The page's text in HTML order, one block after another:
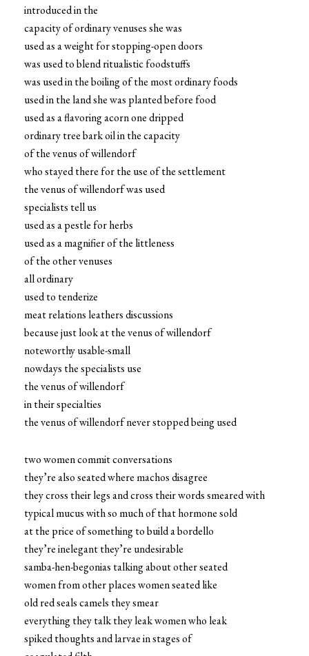
introduced in the
capacity of ordinary venuses she was
used as a weight for stopping-open doors
was used to blend ritualistic foodstuffs
was used in the boiling of the most ordinary foods
used in the land she was planted before food
used as a flavoring acorn one dripped
ordinary tree bark oil in the capacity
of the venus of willendorf
who stayed there for the use of the settlement
the venus of willendorf was used
specialists tell us
used as a pestle for herbs
used as a magnifier of the littleness
of the other venuses
all ordinary
used to tenderize
meat relations leathers discussions
because just look at the venus of willendorf
noteworthy usable-small
nowdays the specialists use
the venus of willendorf
in their specialties
the venus of willendorf never stopped being used
two women commit conversations
they’re also seated where machos disagree
they cross their legs and cross their words smeared with
typical mucus with so much of that hormone sold
at the price of something to build a bordello
they’re inelegant they’re undesirable
samba-hen-begonias talking about other seated
women from other places women seated like
old red seals camels they smear
everything they talk they leak women who leak
spiked thoughts and larvae in stages of